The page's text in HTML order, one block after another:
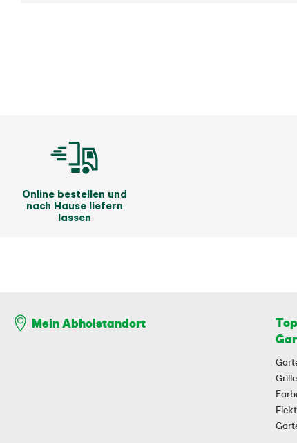
Online bestellen und
nach Hause liefern
lassen
Mein Abholstandort